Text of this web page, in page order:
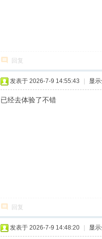
回复
发表于 2026-7-9 14:55:43 显
已经去体验了不错
回复
发表于 2026-7-9 14:48:20 显